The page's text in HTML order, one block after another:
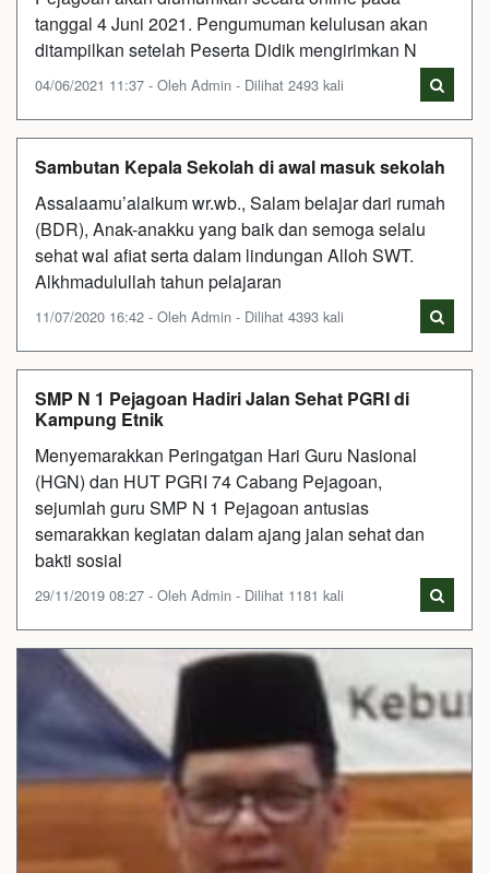
tanggal 4 Juni 2021. Pengumuman kelulusan akan
ditampilkan setelah Peserta Didik mengirimkan N
04/06/2021 11:37 - Oleh Admin - Dilihat 2493 kali
Sambutan Kepala Sekolah di awal masuk sekolah
Assalaamu’alaikum wr.wb., Salam belajar dari rumah
(BDR), Anak-anakku yang baik dan semoga selalu
sehat wal afiat serta dalam lindungan Alloh SWT.
Alkhmadulullah tahun pelajaran
11/07/2020 16:42 - Oleh Admin - Dilihat 4393 kali
SMP N 1 Pejagoan Hadiri Jalan Sehat PGRI di
Kampung Etnik
Menyemarakkan Peringatgan Hari Guru Nasional
(HGN) dan HUT PGRI 74 Cabang Pejagoan,
sejumlah guru SMP N 1 Pejagoan antusias
semarakkan kegiatan dalam ajang jalan sehat dan
bakti sosial
29/11/2019 08:27 - Oleh Admin - Dilihat 1181 kali